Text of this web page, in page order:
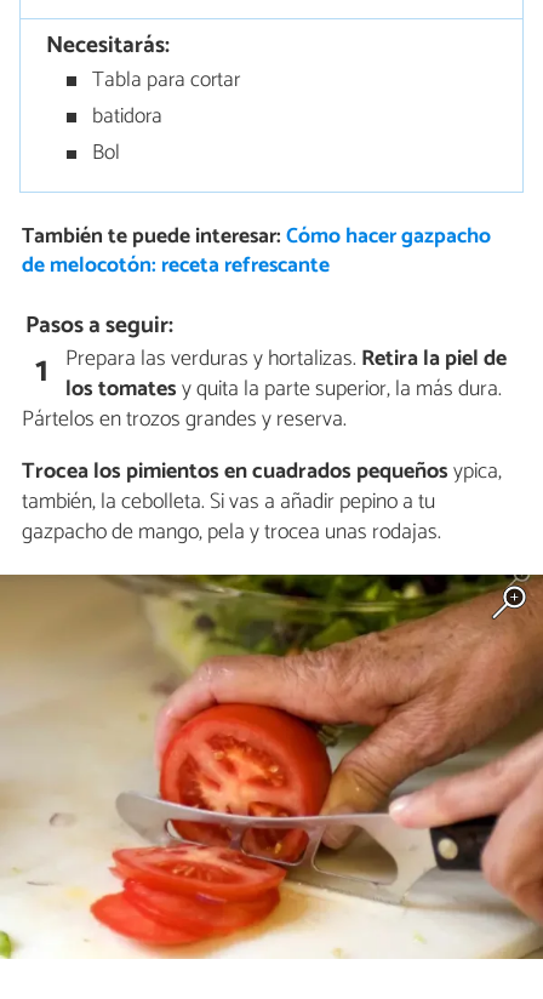
Necesitarás:
Tabla para cortar
batidora
Bol
También te puede interesar:Cómo hacer gazpacho
de melocotón: receta refrescante
Pasos a seguir:
1 Prepara las verduras y hortalizas. Retira la piel de
los tomatesy quita la parte superior, la más dura.
Pártelos en trozos grandes y reserva.
Trocea los pimientos en cuadrados pequeñosypica,
también, la cebolleta. Si vas a añadir pepino a tu
gazpacho de mango, pela y trocea unas rodajas.